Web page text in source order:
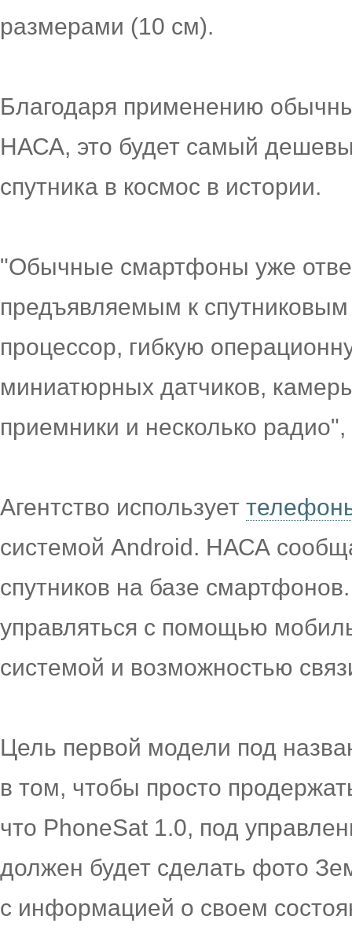
размерами (10 см).
Благодаря применению
НАСА, это будет самый
спутника в космос в истории.
"Обычные смартфоны уже
предъявляемым к
процессор, гибкую
миниатюрных датчиков,
приемники и несколько
Агентство использует
системой Android. НАСА
спутников на базе
управляться с помощью
системой и возможностью
Цель первой модели под
в том, чтобы просто
что PhoneSat 1.0, под
должен будет сделать фото
с информацией о своем